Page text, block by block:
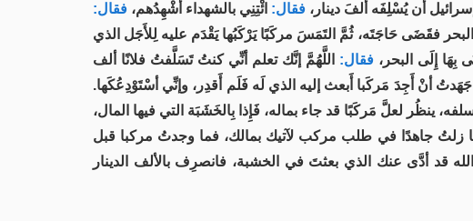
أن يُسْلِفَه ألفَ دينار، فقال: ائْتِنِي بالشهداء أُشْهِدُهم، فقال:
فقَضَى حَاجَتَه، ثُمَّ التَمَسَ مركَبًا يَرْكَبُها يَقْدَم عليه لِلأَجَل الذي
إِلَى البحر، فقال: اللَّهُمَّ إنَّك تعلم أنِّي كنتُ تَسَلَّفتُ فلانًا ألف
أنْ أَجِدَ مَركَبا أَبعث إليه الذي لَه فَلَم أَقدِر، وإنِّي أسْتَوْدِعُكَها.
لعلَّ مَركَبًا قد جاء بماله، فَإِذا بِالخَشَبَة التي فيها المال،
زلتُ جاهدًا في طلب مركب لآتيك بمالك، فما وجدتُ مركبا قبل
قد أدَّى عنك الذي بعثتَ في الخشبة، فانصرِف بالألف الدينار